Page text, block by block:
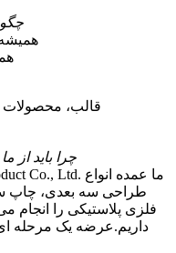
2.
همیشه
قالب، محصولات
4. چرا باید
طراحی سه بعدی، چاپ
فلزی پلاستیکی را انجام
داریم.عرضه یک مرحله